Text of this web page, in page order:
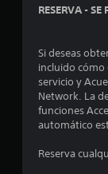
RESERVA -
Si deseas
incluido cómo
servicio y
Network. La
funciones
automático
Reserva